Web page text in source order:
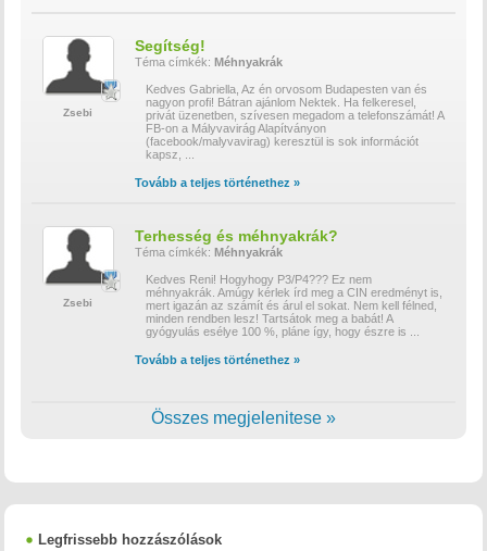
Zsebi
Segítség!
Téma címkék: Méhnyakrák
Kedves Gabriella, Az én orvosom Budapesten van és
nagyon profi! Bátran ajánlom Nektek. Ha felkeresel,
privát üzenetben, szívesen megadom a telefonszámát! A
FB-on a Mályvavirág Alapítványon
(facebook/malyvavirag) keresztül is sok információt
kapsz,
Tovább a teljes történethez »
Zsebi
Terhesség és méhnyakrák?
Téma címkék: Méhnyakrák
Kedves Reni! Hogyhogy P3/P4??? Ez nem
méhnyakrák. Amúgy kérlek írd meg a CIN eredményt is,
mert igazán az számít és árul el sokat. Nem kell félned,
minden rendben lesz! Tartsátok meg a babát! A
gyógyulás esélye 100 %, pláne így, hogy észre is
Tovább a teljes történethez »
Összes megjelenitese »
Legfrissebb hozzászólások